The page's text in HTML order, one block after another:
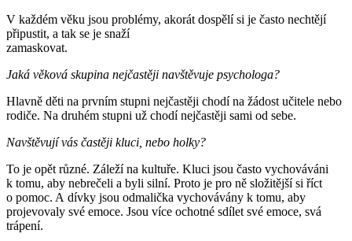
V každém věku jsou problémy, akorát dospělí si je často nechtějí
připustit, a tak se je snaží
zamaskovat.
Jaká věková skupina nejčastěji navštěvuje psychologa?
Hlavně děti na prvním stupni nejčastěji chodí na žádost učitele nebo
rodiče. Na druhém stupni už chodí nejčastěji sami od sebe.
Navštěvují vás častěji kluci, nebo holky?
To je opět různé. Záleží na kultuře. Kluci jsou často vychováváni
k tomu, aby nebrečeli a byli silní. Proto je pro ně složitější si říct
o pomoc. A dívky jsou odmalička vychovávány k tomu, aby
projevovaly své emoce. Jsou více ochotné sdílet své emoce, svá
trápení.